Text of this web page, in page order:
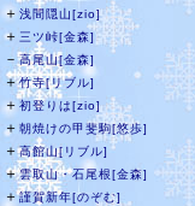
＋ 浅間隠山[zio]
＋ 三ツ峠[金森]
－高尾山[金森]
＋竹寺[リブル]
＋ 初登りは[zio]
＋ 朝焼けの甲斐駒[悠歩]
＋高館山[リブル]
＋雲取山・石尾根[金森]
＋謹賀新年[のぞむ]